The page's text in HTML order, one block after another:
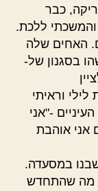
כבר
ללכת.
האחים שלה
בסגנון של-
וראיתי
-"אני
אני אוהבת
היינו בנות 20 אז. ישבנו במסעדה.
על מה שהתחדש